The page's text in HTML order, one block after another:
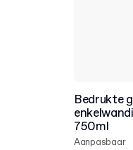
Bedrukte
750ml
Aanpasbaar